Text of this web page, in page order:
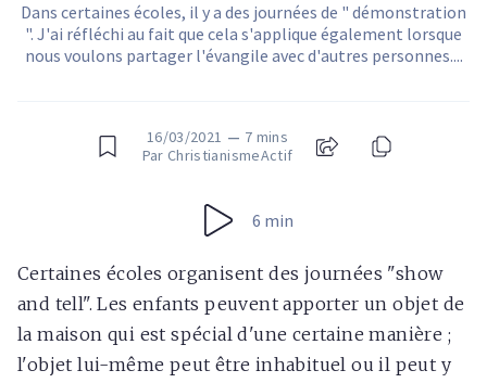
Dans certaines écoles, il y a des journées de " démonstration
". J'ai réfléchi au fait que cela s'applique également lorsque
nous voulons partager l'évangile avec d'autres personnes....
16/03/2021 — 7 mins
Par ChristianismeActif
6 min
Certaines écoles organisent des journées "show
and tell". Les enfants peuvent apporter un objet de
la maison qui est spécial d'une certaine manière ;
l'objet lui-même peut être inhabituel ou il peut y